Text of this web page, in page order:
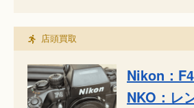
店頭買取
Nikon：
NKO：レ